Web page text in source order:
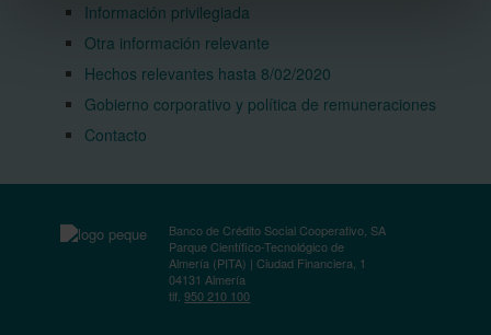
Información privilegiada
Otra información relevante
Hechos relevantes hasta 8/02/2020
Gobierno corporativo y política de remuneraciones
Contacto
Banco de Crédito Social Cooperativo, SA
Parque Científico-Tecnológico de
Almería (PITA) | Ciudad Financiera, 1
04131 Almería
tlf.950 210 100